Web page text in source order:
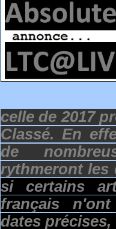
celle de 2017
Classé. En
de
rythmeront
si certains
français
dates